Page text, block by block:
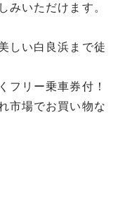
みいただけます。
しい白良浜まで徒
フリー乗車券付！
市場でお買い物な